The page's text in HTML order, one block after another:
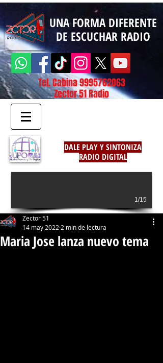
UNA FORMA DIFERENTE
DE ESCUCHAR RADIO
Tel. Cabina9995762063
Zector 51 Radio
DALE PLAY Y SINTONIZA
RADIO DIGITAL
1/15
Maria Jose lanza nuevo tema
Zector 51
14 may 2022 2 min de lectura